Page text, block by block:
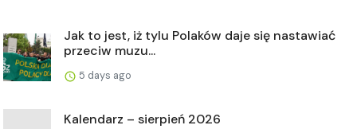
Jak to jest, iż tylu Polaków daje się nastawiać
przeciw muzu...
5 days ago
Kalendarz – sierpień 2026